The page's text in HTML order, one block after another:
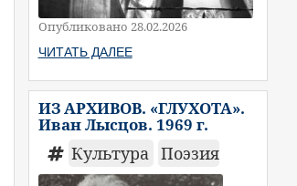
Опубликовано 28.02.2026
ЧИТАТЬ ДАЛЕЕ
ИЗ АРХИВОВ. «ГЛУХОТА».
Иван Лысцов. 1969 г.
Культура Поэзия